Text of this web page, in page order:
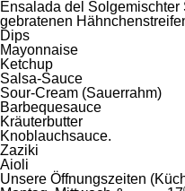
Ensalada del Sol gemischter
gebratenen
Dips
Mayonnaise
Ketchup
Salsa-Sauce
Sour-Cream (Sauerrahm)
Barbequesauce
Kräuterbutter
Knoblauchsauce.
Zaziki
Aioli
Unsere Öffnungszeiten